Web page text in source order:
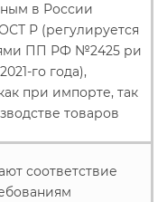
в России
Р (регулируется
ПП РФ №2425 ри
го года),
при импорте, так
товаров
соответствие